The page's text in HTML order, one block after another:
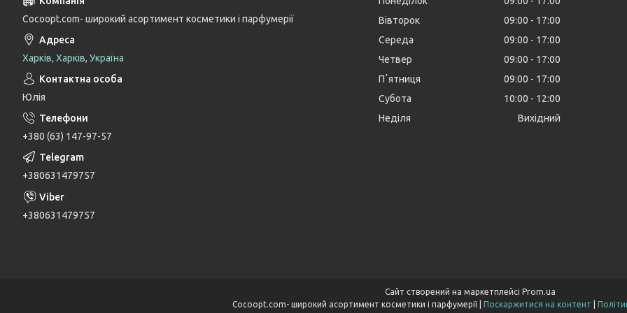
Cocoopt.com- широкий асортимент косметики і парфумерії
Харків, Харків, Україна
Юлія
+380 (63) 147-97-57
+380631479757
+380631479757
Вівторок
09:00
17:00
Середа
09:00
17:00
Четвер
09:00
17:00
Пʼятниця
09:00
17:00
Субота
10:00
12:00
Неділя
Вихідний
Сайт створений на маркетплейсі Prom.ua
Поскаржитися на контент